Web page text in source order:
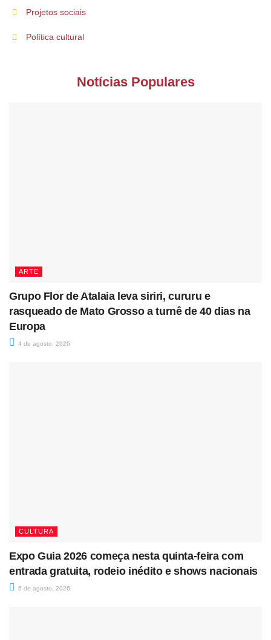
Projetos sociais
Política cultural
Notícias Populares
ARTE
Grupo Flor de Atalaia leva siriri, cururu e
rasqueado de Mato Grosso a turnê de 40 dias na
Europa
4 de agosto, 2026
CULTURA
Expo Guia 2026 começa nesta quinta-feira com
entrada gratuita, rodeio inédito e shows nacionais
6 de agosto, 2026